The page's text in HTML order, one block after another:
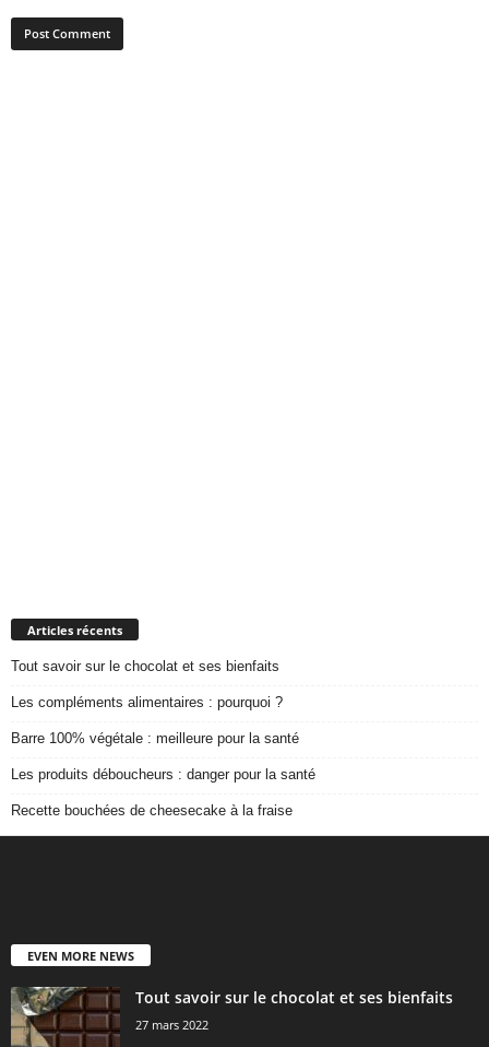
Articles récents
Tout savoir sur le chocolat et ses bienfaits
Les compléments alimentaires : pourquoi ?
Barre 100% végétale : meilleure pour la santé
Les produits déboucheurs : danger pour la santé
Recette bouchées de cheesecake à la fraise
EVEN MORE NEWS
Tout savoir sur le chocolat et ses bienfaits
27 mars 2022